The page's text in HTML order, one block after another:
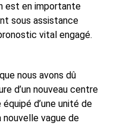
est en importante
sous assistance
vital engagé.
nous avons dû
d’un nouveau centre
d’une unité de
vague de